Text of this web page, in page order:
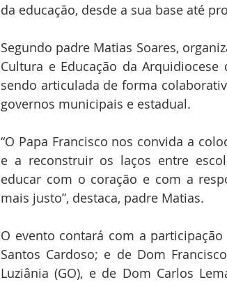
da educação, desde a sua base até
Segundo padre Matias Soares,
Cultura e Educação da
sendo articulada de forma
governos municipais e estadual.
“O Papa Francisco nos convida a
e a reconstruir os laços entre
educar com o coração e com a
mais justo”, destaca, padre Matias.
O evento contará com a
Santos Cardoso; e de Dom
Luziânia (GO), e de Dom Carlos